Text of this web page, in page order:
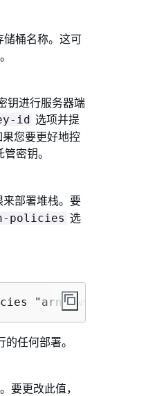
储桶名称。这可
。
钥进行服务器端
id 选项并提
您要更好地控
密钥。
部署堆栈。要
policies 选
任何部署。
要更改此值，